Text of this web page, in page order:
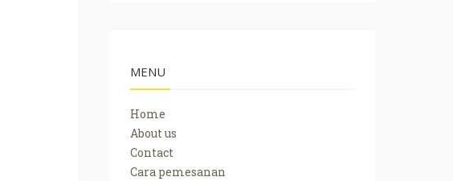
MENU
Home
About us
Contact
Cara pemesanan